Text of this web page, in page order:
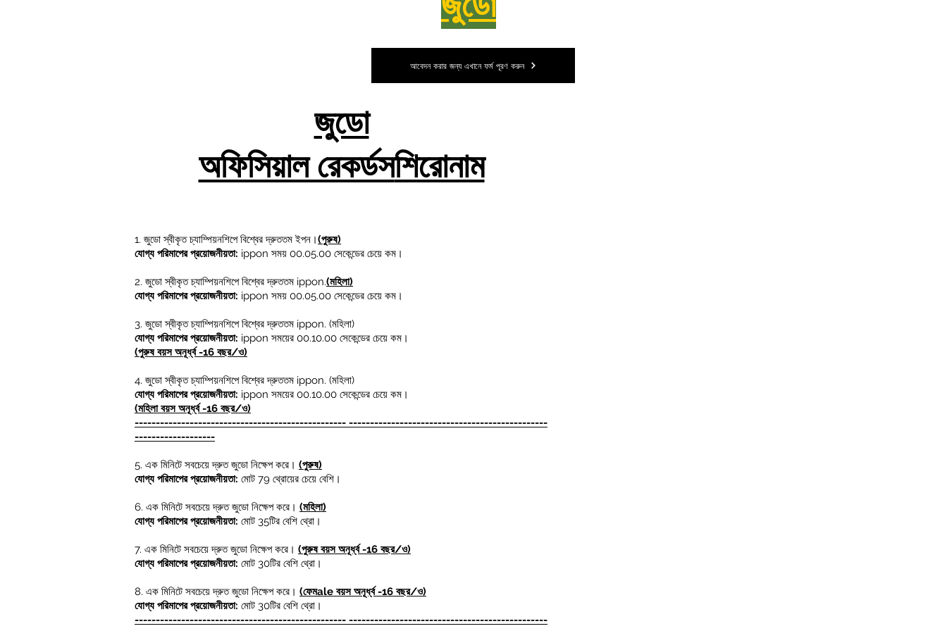
জুডো
আবেদন করার জন্য এখানে ফর্ম পূরণ করুন
জুডো
অফিসিয়াল রেকর্ডসশিরোনাম
1. জুডো স্বীকৃত চ্যাম্পিয়নশিপে বিশ্বের দ্রুততম ইপন।(পুরুষ)
যোগ্য পরিমাপের প্রয়োজনীয়তা: ippon সময় 00.05.00 সেকেন্ডের চেয়ে কম।
2. জুডো স্বীকৃত চ্যাম্পিয়নশিপে বিশ্বের দ্রুততম ippon.(মহিলা)
যোগ্য পরিমাপের প্রয়োজনীয়তা: ippon সময় 00.05.00 সেকেন্ডের চেয়ে কম।
3. জুডো স্বীকৃত চ্যাম্পিয়নশিপে বিশ্বের দ্রুততম ippon. (মহিলা)
যোগ্য পরিমাপের প্রয়োজনীয়তা: ippon সময়ের 00.10.00 সেকেন্ডের চেয়ে কম।
(পুরুষ বয়স অনূর্ধ্ব -16 বছর/ও)
4. জুডো স্বীকৃত চ্যাম্পিয়নশিপে বিশ্বের দ্রুততম ippon. (মহিলা)
যোগ্য পরিমাপের প্রয়োজনীয়তা: ippon সময়ের 00.10.00 সেকেন্ডের চেয়ে কম।
(মহিলা বয়স অনূর্ধ্ব -16 বছর/ও)
-------------------------------------------------- -----------------------------------------------
-------------------
5. এক মিনিটে সবচেয়ে দ্রুত জুডো নিক্ষেপ করে। (পুরুষ)
যোগ্য পরিমাপের প্রয়োজনীয়তা: মোট 79 থ্রোয়ের চেয়ে বেশি।
6. এক মিনিটে সবচেয়ে দ্রুত জুডো নিক্ষেপ করে। (মহিলা)
যোগ্য পরিমাপের প্রয়োজনীয়তা: মোট 35টির বেশি থ্রো।
7. এক মিনিটে সবচেয়ে দ্রুত জুডো নিক্ষেপ করে। (পুরুষ বয়স অনূর্ধ্ব -16 বছর/ও)
যোগ্য পরিমাপের প্রয়োজনীয়তা: মোট 30টির বেশি থ্রো।
8. এক মিনিটে সবচেয়ে দ্রুত জুডো নিক্ষেপ করে। (ফেমale বয়স অনূর্ধ্ব -16 বছর/ও)
যোগ্য পরিমাপের প্রয়োজনীয়তা: মোট 30টির বেশি থ্রো।
-------------------------------------------------- -----------------------------------------------